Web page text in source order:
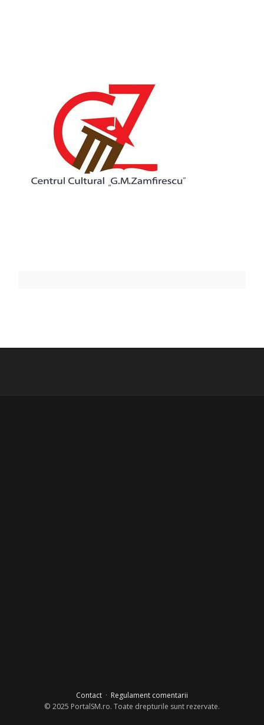
Contact· Regulament comentarii
© 2025 PortalSM.ro. Toate drepturile sunt rezervate.